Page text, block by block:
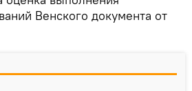
Венского документа от